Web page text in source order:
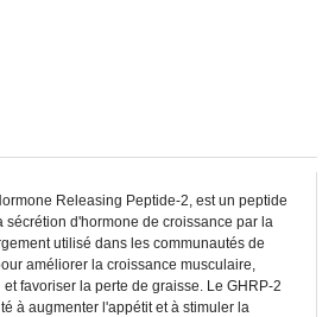
Releasing Peptide-2, est un peptide
sécrétion d'hormone de croissance par la
utilisé dans les communautés de
améliorer la croissance musculaire,
favoriser la perte de graisse. Le GHRP-2
à augmenter l'appétit et à stimuler la